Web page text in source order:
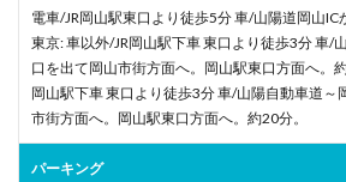
電車/JR岡山駅東口より徒歩5分 車/山陽道岡山IC
東京: 車以外/JR岡山駅下車 東口より徒歩3分 車/
口を出て岡山市街方面へ。岡山駅東口方面へ。
岡山駅下車 東口より徒歩3分 車/山陽自動車道～
市街方面へ。岡山駅東口方面へ。約20分。
パーキング